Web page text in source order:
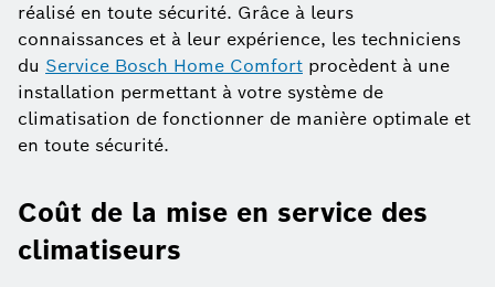
réalisé en toute sécurité. Grâce à leurs
connaissances et à leur expérience, les techniciens
du Service Bosch Home Comfort procèdent à une
installation permettant à votre système de
climatisation de fonctionner de manière optimale et
en toute sécurité.
Coût de la mise en service des
climatiseurs